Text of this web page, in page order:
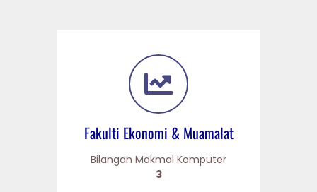
Fakulti Ekonomi & Muamalat
Bilangan Makmal Komputer
3